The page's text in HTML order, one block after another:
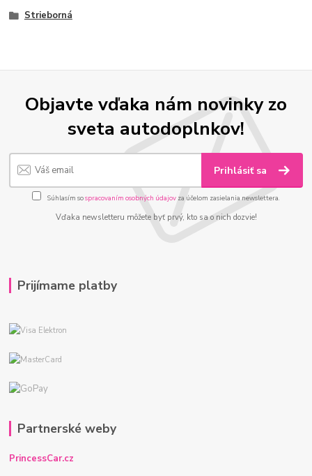
Strieborná
Objavte vďaka nám novinky zo
sveta autodoplnkov!
Prihlásiť sa
Súhlasím sospracovaním osobných údajov za účelom zasielania newslettera.
Vďaka newsletteru môžete byť prvý, kto sa o nich dozvie!
Prijímame platby
Partnerské weby
PrincessCar.cz